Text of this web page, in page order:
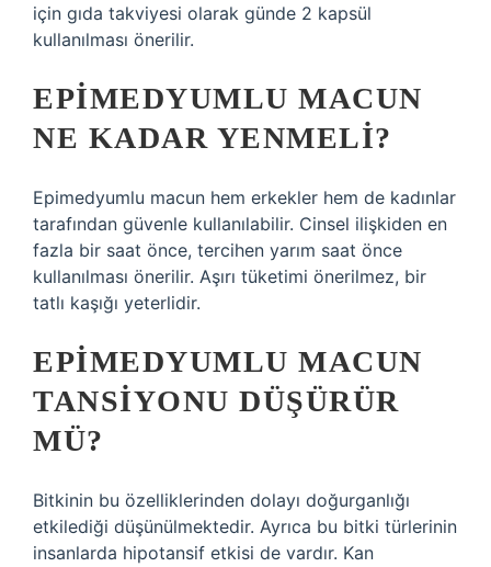
için gıda takviyesi olarak günde 2 kapsül
kullanılması önerilir.
EPIMEDYUMLU MACUN
NE KADAR YENMELI?
Epimedyumlu macun hem erkekler hem de kadınlar
tarafından güvenle kullanılabilir. Cinsel ilişkiden en
fazla bir saat önce, tercihen yarım saat önce
kullanılması önerilir. Aşırı tüketimi önerilmez, bir
tatlı kaşığı yeterlidir.
EPIMEDYUMLU MACUN
TANSIYONU DÜŞÜRÜR
MÜ?
Bitkinin bu özelliklerinden dolayı doğurganlığı
etkilediği düşünülmektedir. Ayrıca bu bitki türlerinin
insanlarda hipotansif etkisi de vardır. Kan